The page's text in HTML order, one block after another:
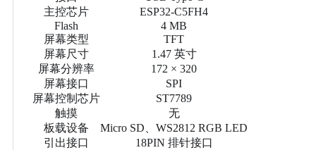
主控芯片
ESP32-C5FH4
Flash
4 MB
屏幕类型
TFT
屏幕尺寸
1.47 英寸
屏幕分辨率
172 × 320
屏幕接口
SPI
屏幕控制芯片
ST7789
触摸
无
板载设备
Micro SD、WS2812 RGB LED
引出接口
18PIN 排针接口